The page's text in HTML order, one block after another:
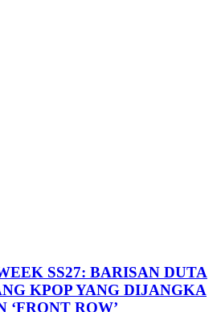
SS27: BARISAN DUTA
KPOP YANG DIJANGKA
ROW’